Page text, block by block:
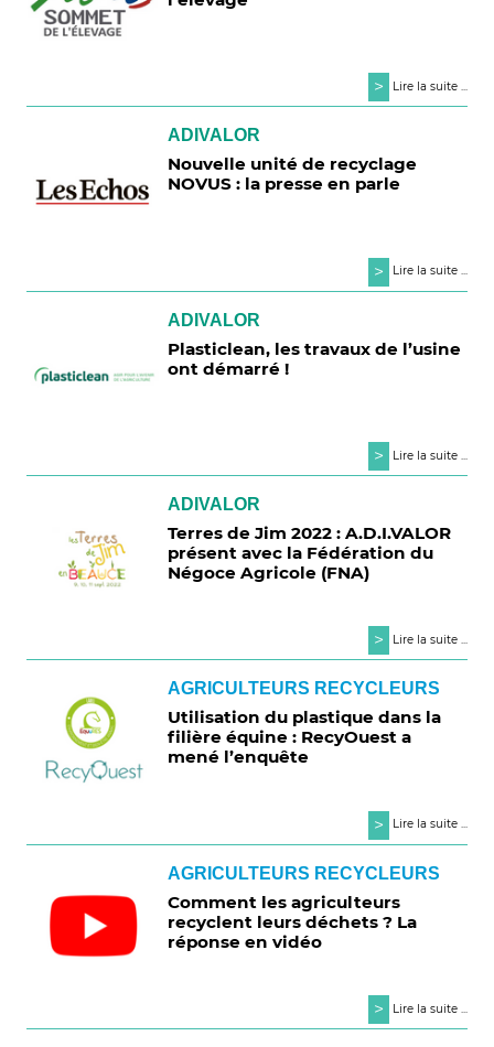
> Lire la suite ...
ADIVALOR
Nouvelle unité de recyclage
NOVUS : la presse en parle
> Lire la suite ...
ADIVALOR
Plasticlean, les travaux de l’usine
ont démarré !
> Lire la suite ...
ADIVALOR
Terres de Jim 2022 : A.D.I.VALOR
présent avec la Fédération du
Négoce Agricole (FNA)
> Lire la suite ...
AGRICULTEURS RECYCLEURS
Utilisation du plastique dans la
filière équine : RecyOuest a
mené l’enquête
> Lire la suite ...
AGRICULTEURS RECYCLEURS
Comment les agriculteurs
recyclent leurs déchets ? La
réponse en vidéo
> Lire la suite ...